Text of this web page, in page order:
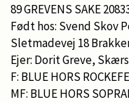
89 GREVENS SAKE
Født hos: Svend Skov
Sletmadevej 18
Ejer: Dorit Greve,
F: BLUE HORS
MF: BLUE HORS